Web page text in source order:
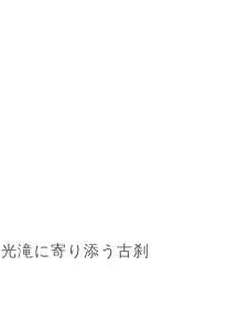
光滝に寄り添う古刹